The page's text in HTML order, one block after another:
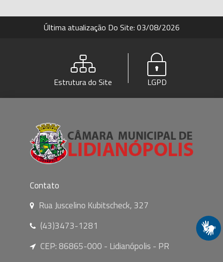
Última atualização Do Site: 03/08/2026
Estrutura do Site LGPD
Contato
Rua Juscelino Kubitscheck, 327
(43)3473-1281
CEP: 86865-000 - Lidianópolis - PR